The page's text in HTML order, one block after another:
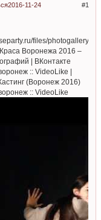
1
2016-11-24
Краса Воронежа 2016 –
| ВКонтакте
:: VideoLike |
(Воронеж 2016)
:: VideoLike